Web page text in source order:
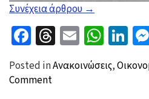
Συνέχεια άρθρου “Ματαιώνεται
η
εκδήλωση
ευλογιά
→
Facebook
Threads
Email
Posted inΑνακοινώσεις,
Commenton